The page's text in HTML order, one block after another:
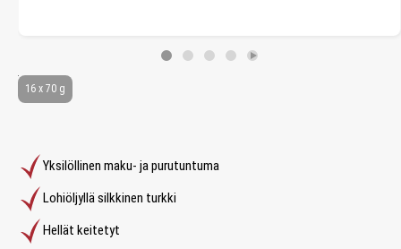
Yksilöllinen maku- ja purutuntuma
Lohiöljyllä silkkinen turkki
Hellät keitetyt
16 x 70 g